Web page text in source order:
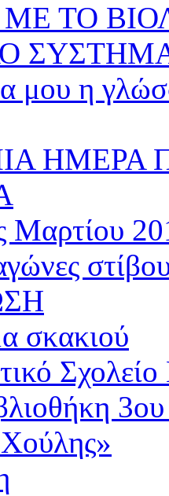
ΤΟ
μου η
ΗΜΕΡΑ
Μαρτίου
σκακιού
Σχολείο